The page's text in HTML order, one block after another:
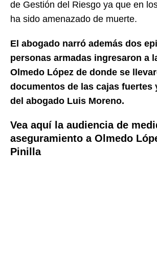
de Gestión del Riesgo ya que en
ha sido amenazado de muerte.
El abogado narró además dos
personas armadas ingresaron a
Olmedo López de donde se
documentos de las cajas fuertes
del abogado Luis Moreno.
Vea aquí la audiencia de
aseguramiento a Olmedo
Pinilla